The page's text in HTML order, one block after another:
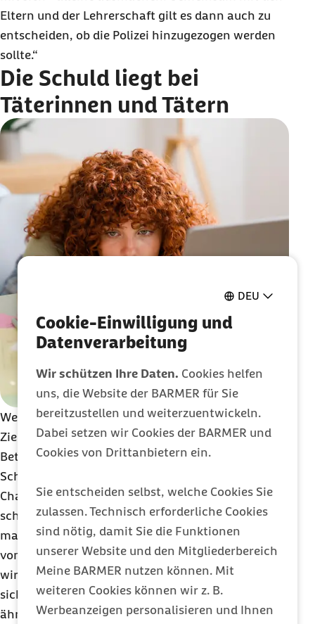
DEU
Cookie-Einwilligung und
Datenverarbeitung
Wir schützen Ihre Daten. Cookies helfen
uns, die Website der BARMER für Sie
bereitzustellen und weiterzuentwickeln.
Dabei setzen wir Cookies der BARMER und
Cookies von Drittanbietern ein.
Sie entscheiden selbst, welche Cookies Sie
zulassen. Technisch erforderliche Cookies
sind nötig, damit Sie die Funktionen
unserer Website und den Mitgliederbereich
Meine BARMER nutzen können. Mit
weiteren Cookies können wir z. B.
Werbeanzeigen personalisieren und Ihnen
Eltern und der Lehrerschaft gilt es dann auch zu
entscheiden, ob die Polizei hinzugezogen werden
sollte.“
Die Schuld liegt bei
Täterinnen und Tätern
Wer gemobbt wird, fühlt sich plötzlich als
Zielscheibe. Umso notwendiger sei es für
Betroffene, sich bewusst zu machen, dass sie keine
Schuld an den Angriffen hätten, sagt Scout
Charlotte Baumann. „Wenn andere anfangen,
schlecht über einen zu reden, heißt das nicht, dass
man etwas falsch gemacht hat. Das geht einzig
von den Täterinnen oder Tätern aus – und es kann
wirklich jeden treffen.“ Erstaunlicherweise lässt
sich dies laut dem Barmer-Psychologen auch so
ähnlich über die Bullys sagen. Dirk Weller: „Ein